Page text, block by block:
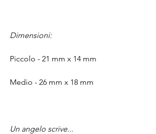
Dimensioni:
Piccolo - 21 mm x 14 mm
Medio - 26 mm x 18 mm
Un angelo scrive...